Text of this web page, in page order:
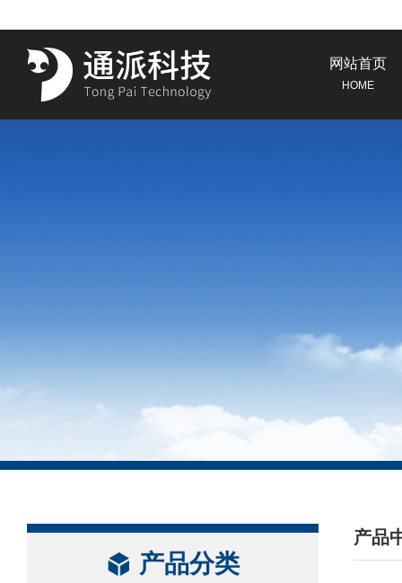
网站首页
HOME
产品分类
产品
/